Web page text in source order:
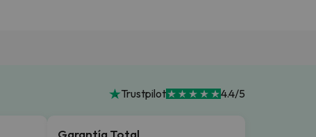
Trustpilot 4.4/5
Garantía Total